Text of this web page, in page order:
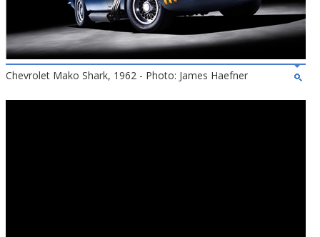
Chevrolet Mako Shark, 1962 - Photo: James Haefner